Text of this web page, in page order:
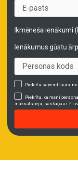
Ikmēneša ienākumi
Ienākumus gūstu
Piekrītu saņemt
Piekrītu, ka mani
maksātspēju, saskaņā ar